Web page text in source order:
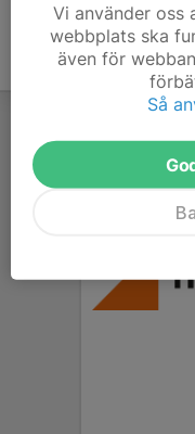
Vi använder
webbplats ska
även för
Så